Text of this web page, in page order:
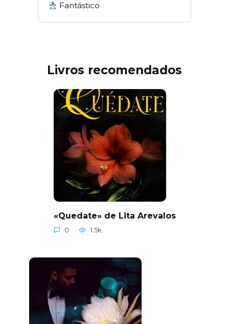
Fantástico
Livros recomendados
«Quedate» de Lita Arevalos
0 1.5k.